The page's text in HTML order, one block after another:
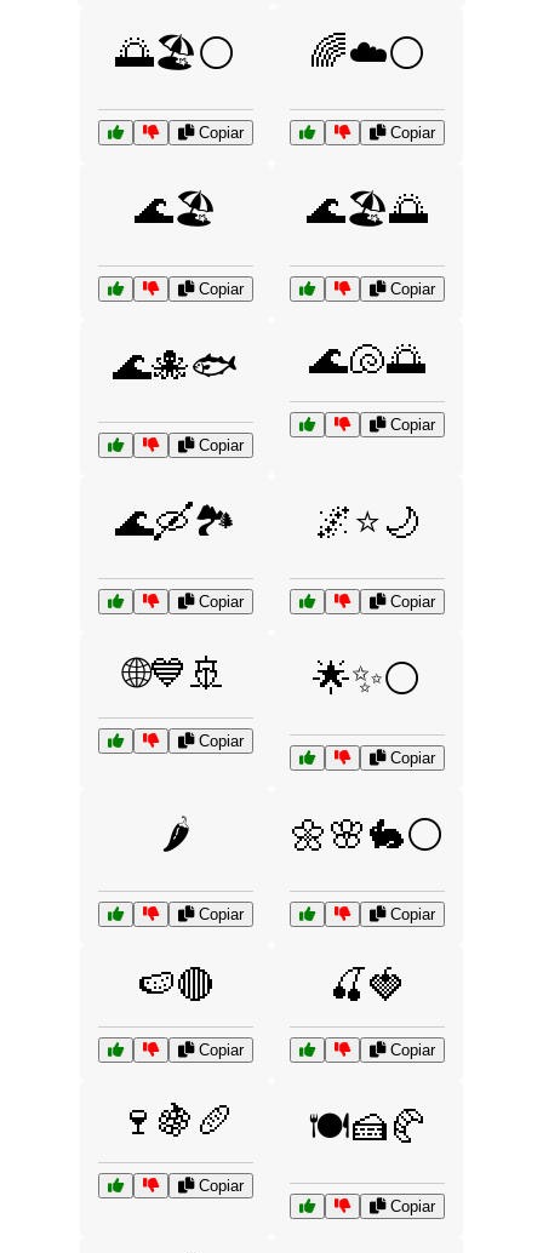
🌅🏖️⚪
Copiar
🌈☁️⚪
Copiar
🌊🏖️
Copiar
🌊🏖️🌅
Copiar
🌊🐙🐟
Copiar
🌊🐚🌅
Copiar
🌊🛶🏞️
Copiar
🌌⭐🌙
Copiar
🌐💙🚢
Copiar
🌟✨⚪
Copiar
🌶️
Copiar
🌼🌸🐇⚪
Copiar
🍉🔴
Copiar
🍒🍓
Copiar
🍷🍇🥖
Copiar
🍽️🍰🥐
Copiar